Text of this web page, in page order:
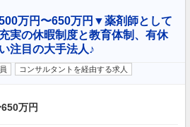
万円〜650万円▼薬剤師として
実の休暇制度と教育体制、有休
注目の大手法人♪
コンサルタントを経由する求人
万円